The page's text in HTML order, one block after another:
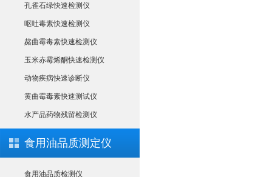
孔雀石绿快速检测仪
呕吐毒素快速检测仪
赭曲霉毒素快速检测仪
玉米赤霉烯酮快速检测仪
动物疾病快速诊断仪
黄曲霉毒素快速测试仪
水产品药物残留检测仪
食用油品质测定仪
食用油品质检测仪